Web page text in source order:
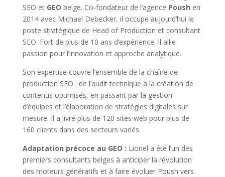
SEO et GEO belge. Co-fondateur de l’agence Poush en
2014 avec Michael Debecker, il occupe aujourd’hui le
poste stratégique de Head of Production et consultant
SEO. Fort de plus de 10 ans d’expérience, il allie
passion pour l’innovation et approche analytique.
Son expertise couvre l’ensemble de la chaîne de
production SEO : de l’audit technique à la création de
contenus optimisés, en passant par la gestion
d’équipes et l’élaboration de stratégies digitales sur
mesure. Il a livré plus de 120 sites web pour plus de
160 clients dans des secteurs variés.
Adaptation précoce au GEO : Lionel a été l’un des
premiers consultants belges à anticiper la révolution
des moteurs génératifs et à faire évoluer Poush vers